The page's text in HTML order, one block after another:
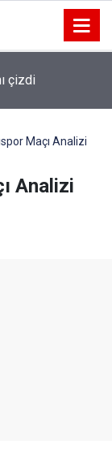
çizdi
Maçı Analizi
Analizi